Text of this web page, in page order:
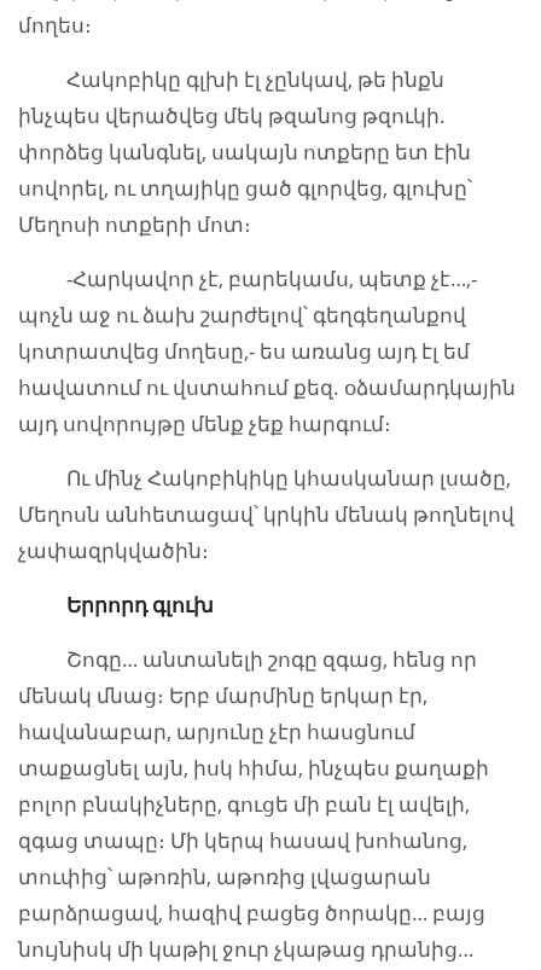
մողես։
Հակոբիկը գլխի էլ չընկավ, թե ինքն
ինչպես վերածվեց մեկ թզանոց թզուկի.
փորձեց կանգնել, սակայն ոտքերը ետ էին
սովորել, ու տղայիկը ցած գլորվեց, գլուխը՝
Մեղոսի ոտքերի մոտ։
-Հարկավոր չէ, բարեկամս, պետք չէ…,-
պոչն աջ ու ձախ շարժելով՝ գեղգեղանքով
կոտրատվեց մողեսը,- ես առանց այդ էլ եմ
հավատում ու վստահում քեզ. օձամարդկային
այդ սովորույթը մենք չեք հարգում։
Ու մինչ Հակոբիկիկը կհասկանար լսածը,
Մեղոսն անհետացավ՝ կրկին մենակ թողնելով
չափազրկվածին։
Երրորդ գլուխ
Շոգը… անտանելի շոգը զգաց, հենց որ
մենակ մնաց։ Երբ մարմինը երկար էր,
հավանաբար, արյունը չէր հասցնում
տաքացնել այն, իսկ հիմա, ինչպես քաղաքի
բոլոր բնակիչները, գուցե մի բան էլ ավելի,
զգաց տապը։ Մի կերպ հասավ խոհանոց,
տուփից՝ աթոռին, աթոռից լվացարան
բարձրացավ, հազիվ բացեց ծորակը… բայց
նույնիսկ մի կաթիլ ջուր չկաթաց դրանից…